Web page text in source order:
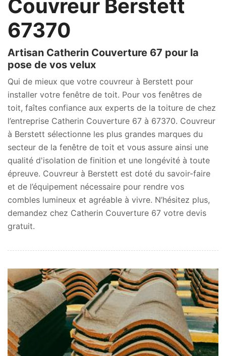
Couvreur Berstett
67370
Artisan Catherin Couverture 67 pour la
pose de vos velux
Qui de mieux que votre couvreur à Berstett pour
installer votre fenêtre de toit. Pour vos fenêtres de
toit, faîtes confiance aux experts de la toiture de chez
l’entreprise Catherin Couverture 67 à 67370. Couvreur
à Berstett sélectionne les plus grandes marques du
secteur de la fenêtre de toit et vous assure ainsi une
qualité d'isolation de finition et une longévité à toute
épreuve. Couvreur à Berstett est doté du savoir-faire
et de l’équipement nécessaire pour rendre vos
combles lumineux et agréable à vivre. N’hésitez plus,
demandez chez Catherin Couverture 67 votre devis
gratuit.